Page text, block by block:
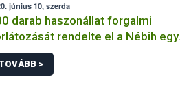
június 10, szerda
darab haszonállat forgalmi
rendelte el a Nébih egy
megyei állattartó telepen
>